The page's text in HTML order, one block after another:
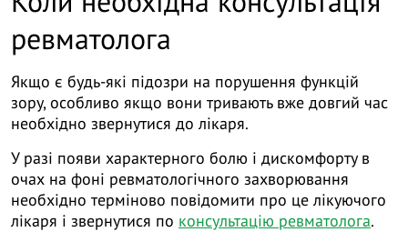
ревматолога
Якщо є будь-які підозри на порушення функцій
зору, особливо якщо вони тривають вже довгий час
необхідно звернутися до лікаря.
У разі появи характерного болю і дискомфорту в
очах на фоні ревматологічного захворювання
необхідно терміново повідомити про це лікуючого
лікаря і звернутися по консультацію ревматолога.